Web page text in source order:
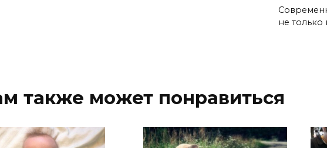
не только
также может понравиться